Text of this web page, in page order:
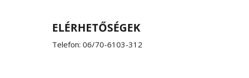
ELÉRHETŐSÉGEK
Telefon: 06/70-6103-312